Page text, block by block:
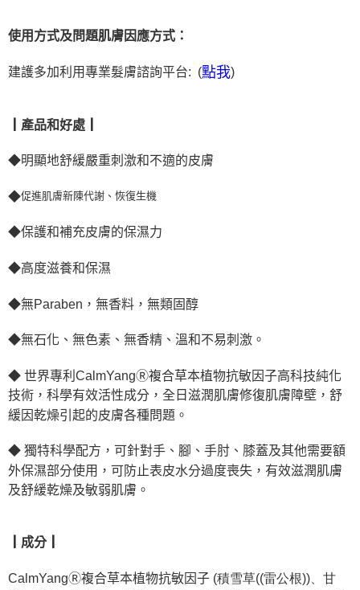
使用方式及問題肌膚因應方式：
建護多加利用專業髮膚諮詢平台: (點我)
產品和好處
◆明顯地舒緩嚴重刺激和不適的皮膚
◆促進肌膚新陳代謝、恢復生機
◆保護和補充皮膚的保濕力
◆高度滋養和保濕
◆無Paraben，無香料，無類固醇
◆無石化、無色素、無香精、溫和不易刺激。
◆ 世界專利CalmYangⓇ複合草本植物抗敏因子高科技純化
技術，科學有效活性成分，全日滋潤肌膚修復肌膚障壁，舒
緩因乾燥引起的皮膚各種問題。
◆ 獨特科學配方，可針對手、腳、手肘、膝蓋及其他需要額
外保濕部分使用，可防止表皮水分過度喪失，有效滋潤肌膚
及舒緩乾燥及敏弱肌膚。
┃成分┃
CalmYangⓇ複合草本植物抗敏因子 (積雪草((雷公根))、甘